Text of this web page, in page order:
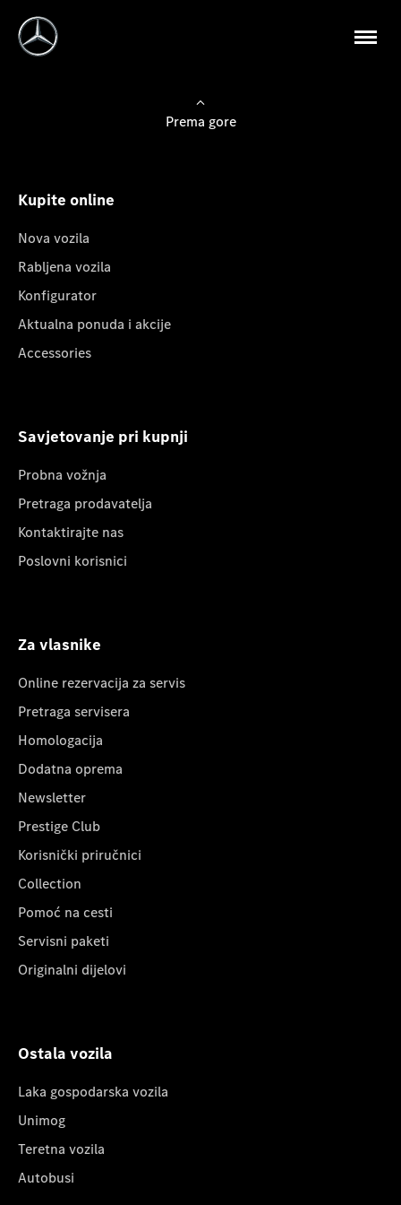
Prema gore
Kupite online
Nova vozila
Rabljena vozila
Konfigurator
Aktualna ponuda i akcije
Accessories
Savjetovanje pri kupnji
Probna vožnja
Pretraga prodavatelja
Kontaktirajte nas
Poslovni korisnici
Za vlasnike
Online rezervacija za servis
Pretraga servisera
Homologacija
Dodatna oprema
Newsletter
Prestige Club
Korisnički priručnici
Collection
Pomoć na cesti
Servisni paketi
Originalni dijelovi
Ostala vozila
Laka gospodarska vozila
Unimog
Teretna vozila
Autobusi